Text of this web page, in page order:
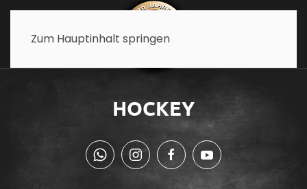
Zum Hauptinhalt springen
HOCKEY